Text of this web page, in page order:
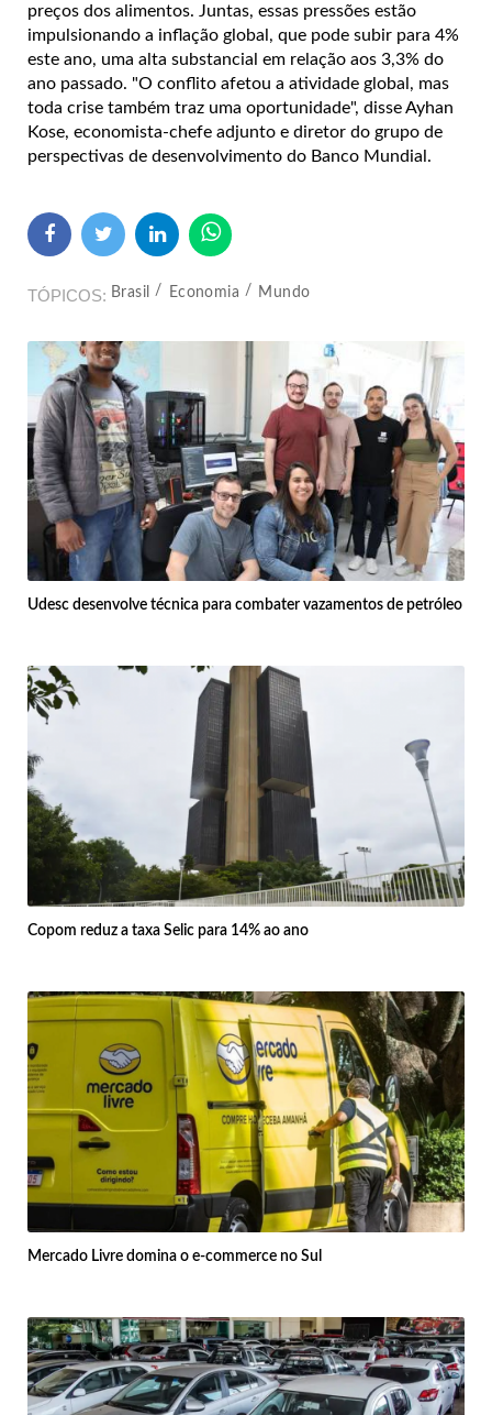
preços dos alimentos. Juntas, essas pressões estão
impulsionando a inflação global, que pode subir para 4%
este ano, uma alta substancial em relação aos 3,3% do
ano passado. "O conflito afetou a atividade global, mas
toda crise também traz uma oportunidade", disse Ayhan
Kose, economista-chefe adjunto e diretor do grupo de
perspectivas de desenvolvimento do Banco Mundial.
TÓPICOS Brasil Economia Mundo
Udesc desenvolve técnica para combater vazamentos de petróleo
Copom reduz a taxa Selic para 14% ao ano
Mercado Livre domina o e-commerce no Sul